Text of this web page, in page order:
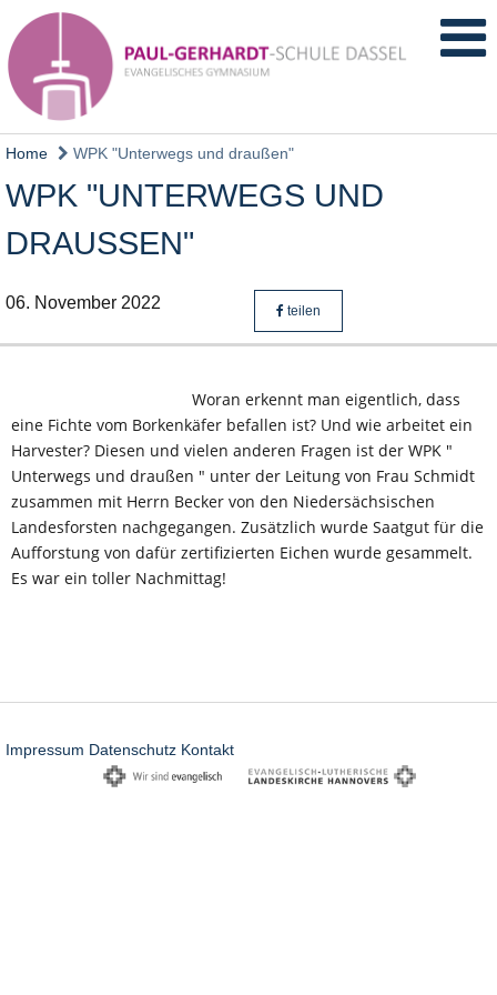
Home WPK "Unterwegs und draußen"
WPK "UNTERWEGS UND
DRAUSSEN"
06. November 2022 teilen
Woran erkennt man eigentlich, dass
eine Fichte vom Borkenkäfer befallen ist? Und wie arbeitet ein
Harvester? Diesen und vielen anderen Fragen ist der WPK "
Unterwegs und draußen " unter der Leitung von Frau Schmidt
zusammen mit Herrn Becker von den Niedersächsischen
Landesforsten nachgegangen. Zusätzlich wurde Saatgut für die
Aufforstung von dafür zertifizierten Eichen wurde gesammelt.
Es war ein toller Nachmittag!
Impressum Datenschutz Kontakt